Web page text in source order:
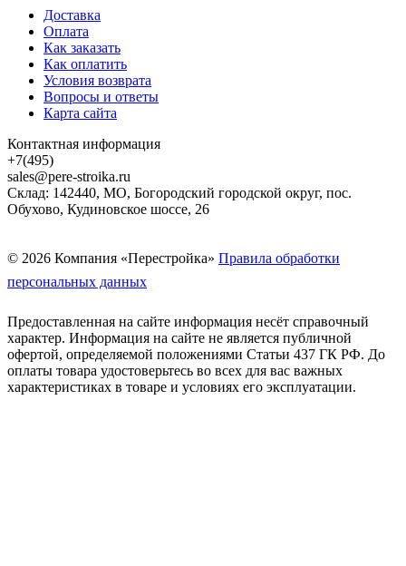
Доставка
Оплата
Как заказать
Как оплатить
Условия возврата
Вопросы и ответы
Карта сайта
Контактная информация
+7(495)
sales@pere-stroika.ru
Склад: 142440, МО, Богородский городской округ, пос.
Обухово, Кудиновское шоссе, 26
© 2026 Компания «Перестройка» Правила обработки
персональных данных
Предоставленная на сайте информация несёт справочный
характер. Информация на сайте не является публичной
офертой, определяемой положениями Статьи 437 ГК РФ. До
оплаты товара удостоверьтесь во всех для вас важных
характеристиках в товаре и условиях его эксплуатации.